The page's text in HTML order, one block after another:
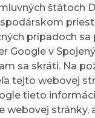
štátoch
prípadoch sa
Google v
sa skráti. Na
tejto webovej
tieto
webovej stránky,